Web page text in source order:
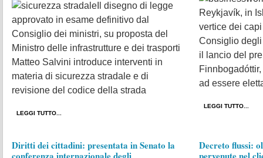
Il disegno di legge
approvato in esame definitivo dal
Consiglio dei ministri, su proposta del
Ministro delle infrastrutture e dei trasporti
Matteo Salvini introduce interventi in
materia di sicurezza stradale e di
revisione del codice della strada
LEGGI TUTTO...
Reykjavík, in
vertice dei
Consiglio
il lancio del
ad essere
LEGGI TUTTO...
Diritti dei cittadini: presentata in Senato la
Decreto flussi: